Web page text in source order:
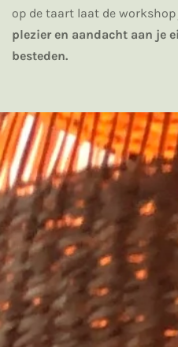
op de taart laat de
plezier en aandacht aan je
besteden.